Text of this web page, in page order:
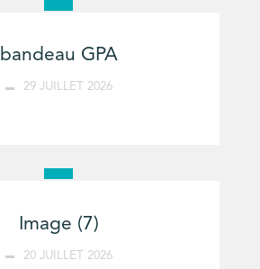
bandeau GPA
29 JUILLET 2026
Image (7)
20 JUILLET 2026